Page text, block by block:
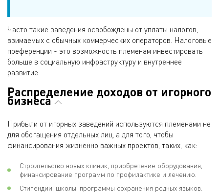
Часто такие заведения освобождены от уплаты налогов,
взимаемых с обычных коммерческих операторов. Налоговые
преференции - это возможность племенам инвестировать
больше в социальную инфраструктуру и внутреннее
развитие.
Распределение доходов от игорного
бизнеса
Прибыли от игорных заведений используются племенами не
для обогащения отдельных лиц, а для того, чтобы
финансирования жизненно важных проектов, таких, как:
Строительство новых клиник, приобретение оборудования,
финансирование программ по профилактике и лечению.
Стипендии, школы, программы сохранения родных языков.